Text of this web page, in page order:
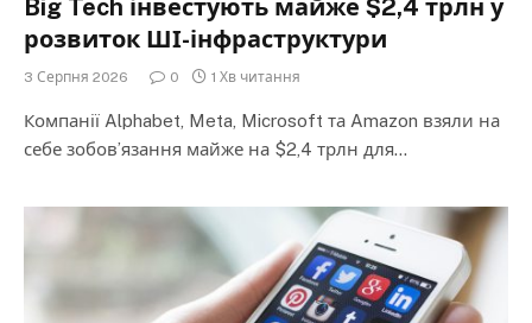
Big Tech інвестують майже $2,4 трлн у
розвиток ШІ-інфраструктури
3 Серпня 2026 0 1 Хв читання
Компанії Alphabet, Meta, Microsoft та Amazon взяли на
себе зобов’язання майже на $2,4 трлн для…